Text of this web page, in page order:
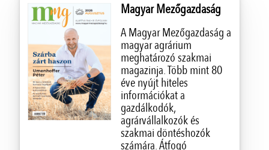
Magyar Mezőgazdaság
A Magyar Mezőgazdaság a
magyar agrárium
meghatározó szakmai
magazinja. Több mint 80
éve nyújt hiteles
információkat a
gazdálkodók,
agrárvállalkozók és
szakmai döntéshozók
számára. Átfogó